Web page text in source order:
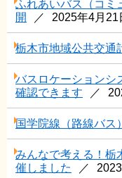
ふれあいバス（コミ
開
2025年4月21
栃木市地域公共交通
バスロケーションシ
確認できます
国学院線（路線バス）
みんなで考える！栃
催しました